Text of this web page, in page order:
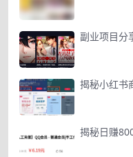
副业项目分
揭秘小红书
揭秘日赚